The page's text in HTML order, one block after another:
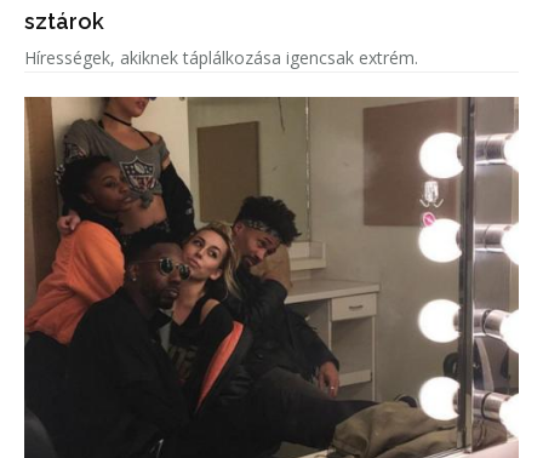
sztárok
Hírességek, akiknek táplálkozása igencsak extrém.